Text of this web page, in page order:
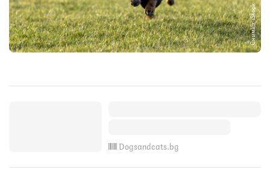
Снимка: iStock
Dogsandcats.bg